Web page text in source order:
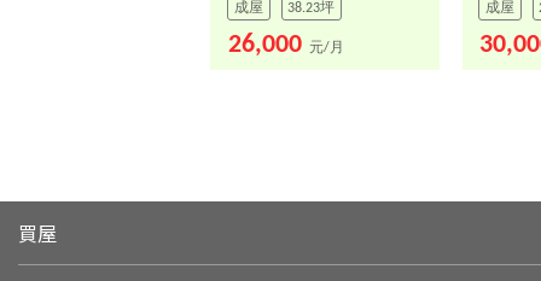
成屋 38.23坪
26,000 元/月
成屋
買屋